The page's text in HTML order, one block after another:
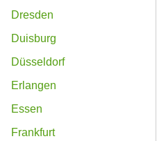
Dresden
Duisburg
Düsseldorf
Erlangen
Essen
Frankfurt